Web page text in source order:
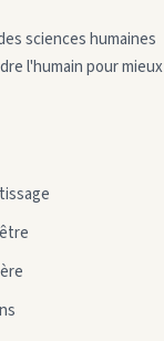
sciences humaines
l'humain pour mieux